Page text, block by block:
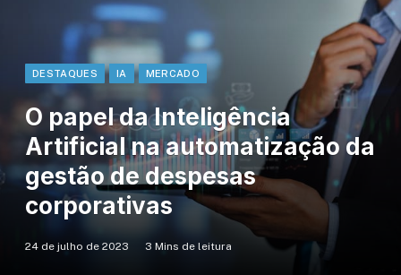
DESTAQUES IA MERCADO
O papel da Inteligência
Artificial na automatização da
gestão de despesas
corporativas
24 de julho de 2023 3 Mins de leitura